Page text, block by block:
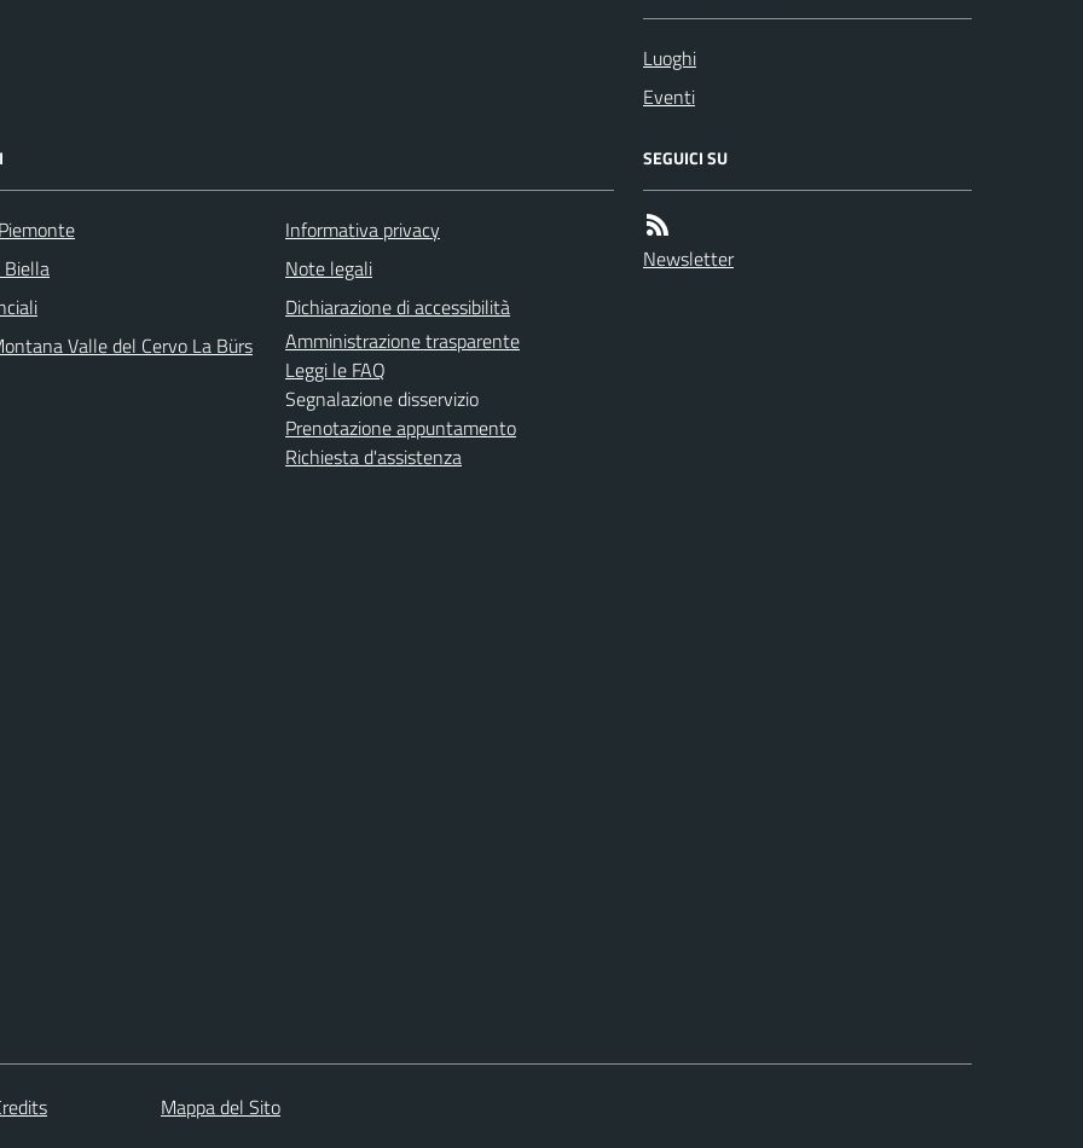
Luoghi
Eventi
Biella
Valle del Cervo La Bürs
Informativa privacy
Note legali
Dichiarazione di accessibilità
Amministrazione trasparente
Leggi le FAQ
Segnalazione disservizio
Prenotazione appuntamento
Richiesta d'assistenza
SEGUICI SU
Newsletter
Mappa del Sito